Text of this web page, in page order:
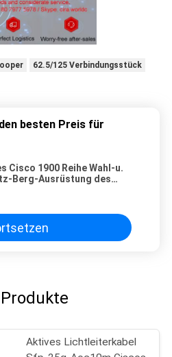
62.5/125 Verbindungsstück
besten Preis für
Cisco 1900 Reihe Wahl-u.
Berg-Ausrüstung des
Aktives Lichtleiterkabel